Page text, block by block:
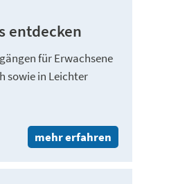
entdecken
für Erwachsene
sowie in Leichter
mehr erfahren